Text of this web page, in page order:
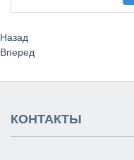
Назад
Вперед
КОНТАКТЫ